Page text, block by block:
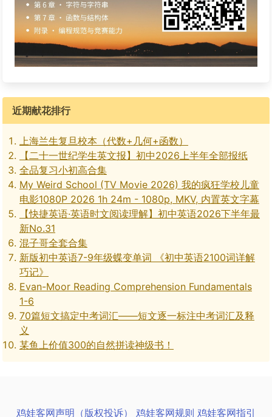
近期献花排行
上海兰生复旦校本（代数+几何+函数）
【二十一世纪学生英文报】初中2026上半年全部报纸
全品复习小初高合集
My Weird School (TV Movie 2026) 我的疯狂学校儿童
电影1080P 2026 1h 24m - 1080p, MKV, 内置英文字幕
【快捷英语·英语时文阅读理解】初中英语2026下半年最
新No.31
混子哥全套合集
新版初中英语7-9年级蝶变单词 《初中英语2100词详解
巧记》
Evan-Moor Reading Comprehension Fundamentals
1-6
70篇短文搞定中考词汇——短文逐一标注中考词汇及释
义
某鱼上价值300的自然拼读神级书！
鸡娃客网声明（版权投诉） 鸡娃客网规则 鸡娃客网指引